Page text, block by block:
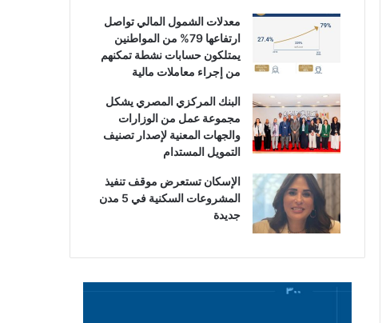
معدلات الشمول المالي تواصل
ارتفاعها 79% من المواطنين
يمتلكون حسابات نشطة تمكنهم
من إجراء معاملات مالية
البنك المركزي المصري يشكل
مجموعة عمل من الوزارات
والجهات المعنية لإصدار تصنيف
التمويل المستدام
الإسكان تستعرض موقف تنفيذ
المشروعات السكنية في 5 مدن
جديدة